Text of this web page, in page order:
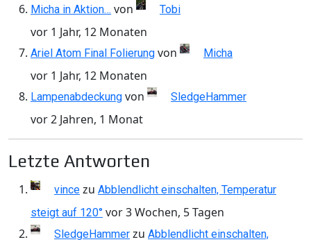
Micha in Aktion… von Tobi
vor 1 Jahr, 12 Monaten
Ariel Atom Final Folierung von Micha
vor 1 Jahr, 12 Monaten
Lampenabdeckung von SledgeHammer
vor 2 Jahren, 1 Monat
Letzte Antworten
vince zu Abblendlicht einschalten, Temperatur
steigt auf 120° vor 3 Wochen, 5 Tagen
SledgeHammer zu Abblendlicht einschalten,